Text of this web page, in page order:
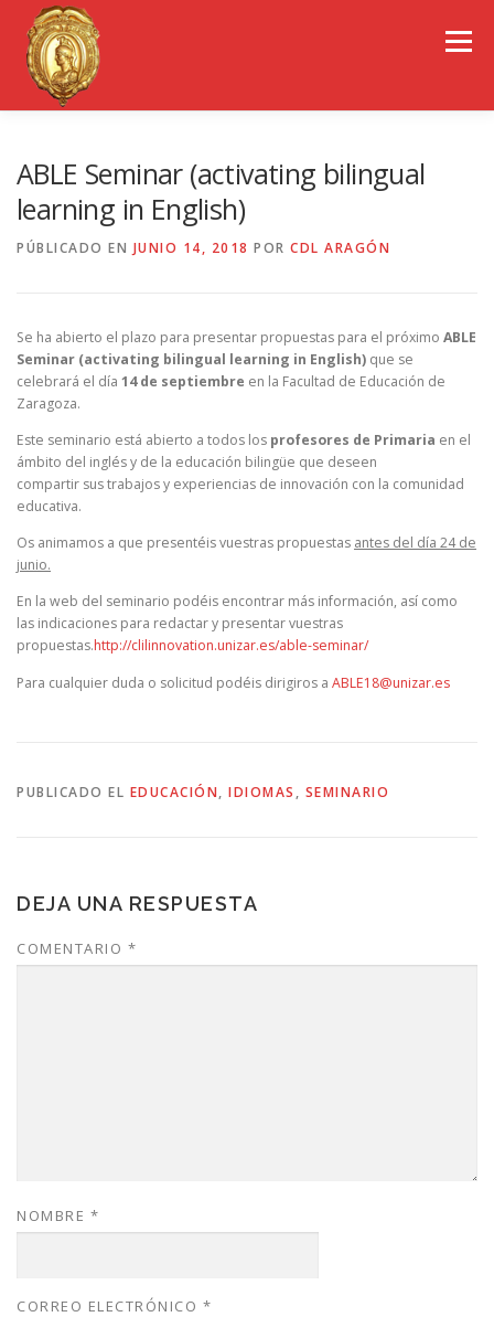
contenido
Menú
REVISTA CDL-ARAGÓN
ABLE Seminar (activating bilingual
learning in English)
PÚBLICADO EN JUNIO 14, 2018 POR CDL ARAGÓN
Se ha abierto el plazo para presentar propuestas para el próximo ABLE
Seminar (activating bilingual learning in English) que se
celebrará el día 14 de septiembre en la Facultad de Educación de
Zaragoza.
Este seminario está abierto a todos los profesores de Primaria en el
ámbito del inglés y de la educación bilingüe que deseen
compartir sus trabajos y experiencias de innovación con la comunidad
educativa.
Os animamos a que presentéis vuestras propuestas antes del día 24 de
junio.
En la web del seminario podéis encontrar más información, así como
las indicaciones para redactar y presentar vuestras
propuestas.http://clilinnovation.unizar.es/able-seminar/
Para cualquier duda o solicitud podéis dirigiros a ABLE18@unizar.es
PUBLICADO EL EDUCACIÓN, IDIOMAS , SEMINARIO
DEJA UNA RESPUESTA
COMENTARIO *
NOMBRE *
CORREO ELECTRÓNICO *